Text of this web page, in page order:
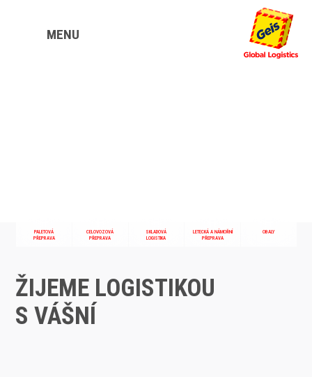
MENU
PALETOVÁ
PŘEPRAVA
CELOVOZOVÁ
PŘEPRAVA
SKLADOVÁ
LOGISTIKA
LETECKÁ A NÁMOŘNÍ
PŘEPRAVA
OBALY
ŽIJEME LOGISTIKOU
S VÁŠNÍ